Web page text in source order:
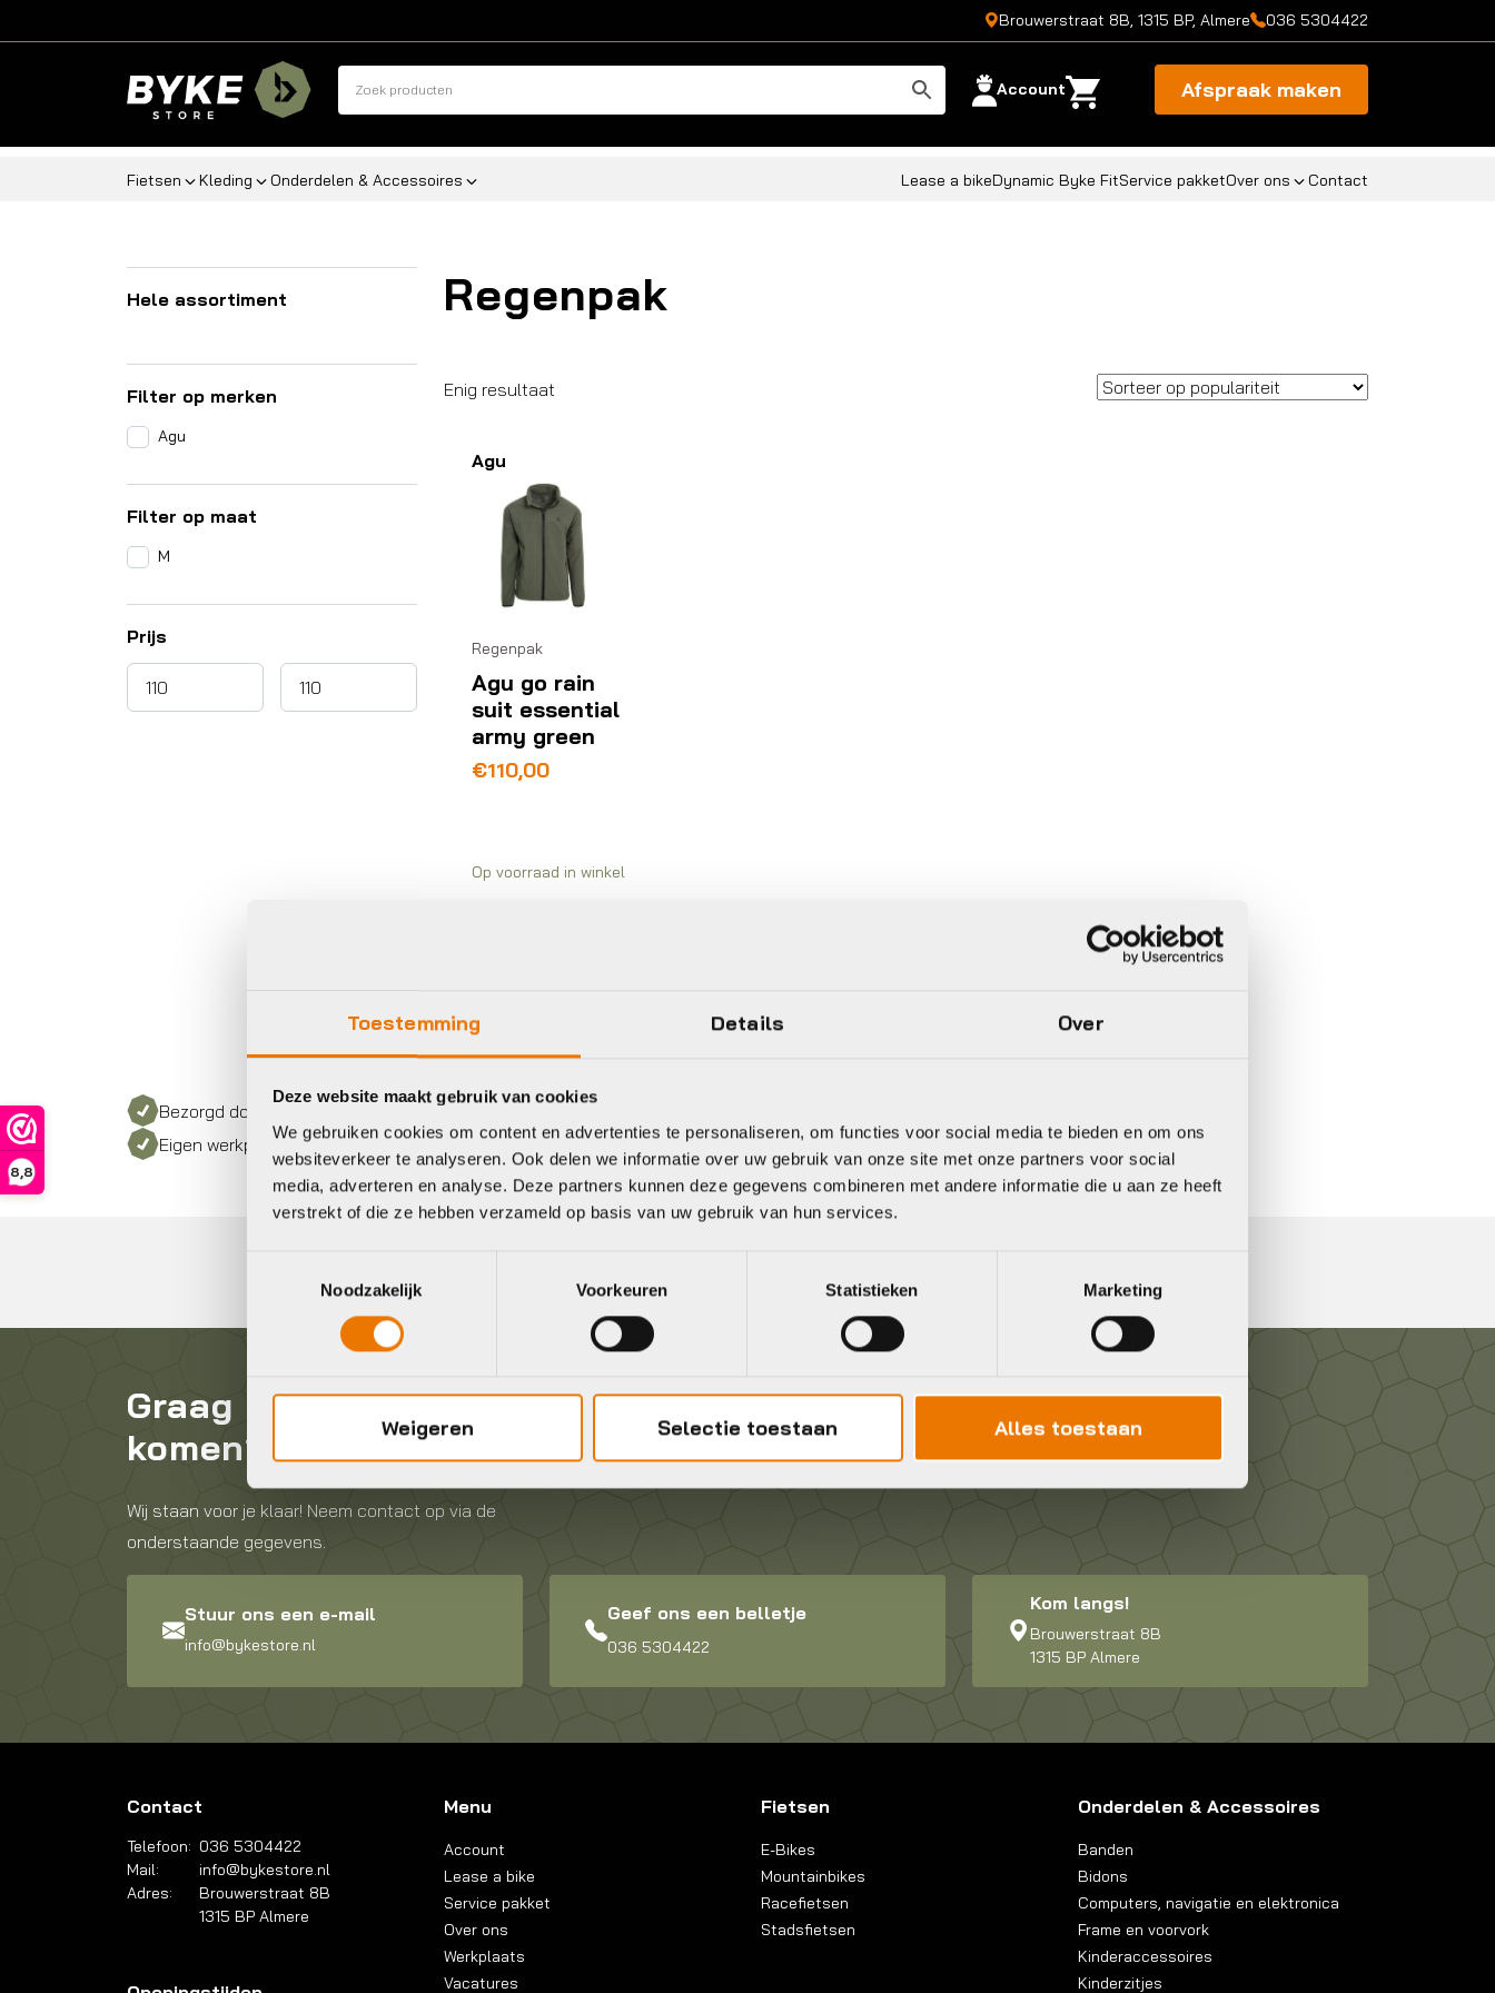
Toestemming Details Over
Deze website maakt gebruik van cookies
We gebruiken cookies om content en advertenties te personaliseren, om functies voor social media te bieden en om ons
websiteverkeer te analyseren. Ook delen we informatie over uw gebruik van onze site met onze partners voor social
media, adverteren en analyse. Deze partners kunnen deze gegevens combineren met andere informatie die u aan ze heeft
verstrekt of die ze hebben verzameld op basis van uw gebruik van hun services.
Noodzakelijk
Voorkeuren Statistieken Marketing
Weigeren Selectie toestaan Alles toestaan
8,8
Brouwerstraat 8B, 1315 BP, Almere 036 5304422
Account Afspraak maken
Fietsen Kleding Onderdelen & Accessoires Lease a bikeDynamic Byke FitService pakketOver ons Contact
Hele assortiment
Filter op merken
Agu
Filter op maat
M
Prijs
Regenpak
Enig resultaat
Agu
Regenpak
Agu go rain
suit essential
army green
€110,00
Op voorraad in winkel
Bezorgd door heel Nederland Gratis
Eigen werkplaats met gecertificeerd personeel
Graag in contact
komen?
Wij staan voor je klaar! Neem contact op via de
onderstaande gegevens.
Stuur ons een e-mail
info@bykestore.nl
Geef ons een belletje
036 5304422
Kom langs!
Brouwerstraat 8B
1315 BP Almere
Contact
Telefoon: 036 5304422
Mail:
info@bykestore.nl
Adres:
Brouwerstraat 8B
1315 BP Almere
Menu
Account
Lease a bike
Service pakket
Over ons
Werkplaats
Vacatures
Fietsen
E-Bikes
Mountainbikes
Racefietsen
Stadsfietsen
Onderdelen & Accessoires
Banden
Bidons
Computers, navigatie en elektronica
Frame en voorvork
Kinderaccessoires
Kinderzitjes